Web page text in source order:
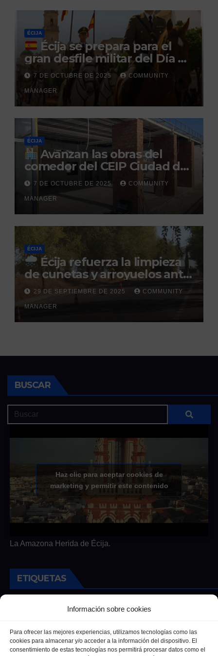
Información sobre cookies
Para ofrecer las mejores experiencias, utilizamos tecnologías como las
cookies para almacenar y/o acceder a la información del dispositivo. El
consentimiento de estas tecnologías nos permitirá procesar datos como el
penitenciario
ÉCIJA
Écija se prepara para el
gran desfile militar del Día de
la Hispanidad organizado por
el Centro Militar de Cría
Caballar
7 DE OCTUBRE DE 2025 COMMUNITY
MANAGER
ÉCIJA
Avanzan las obras del
comedor del CEIP Ciudad del
Sol: su finalización está
prevista para finales de 2025
7 DE OCTUBRE DE 2025 COMMUNITY
MANAGER
ÉCIJA
Écija refuerza la limpieza
de cunetas y arroyuelos ante
la llegada de las lluvias
otoñales
29 DE SEPTIEMBRE DE 2025 COMMUNITY
MANAGER
BUSCAR
Haz clic para aceptar cookies de
marketing y permitir este contenido
La Amazona Herida de Écija.
ETIQUETAS
Andalucía Cultura Deportes